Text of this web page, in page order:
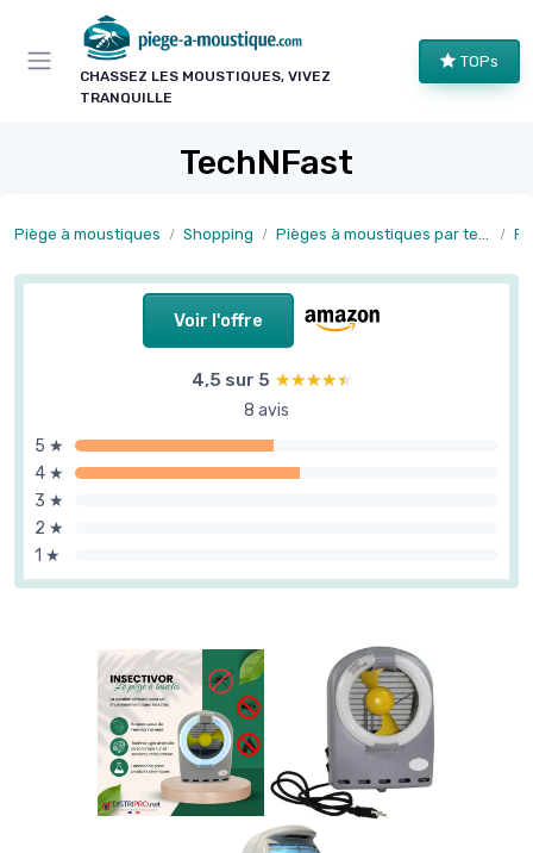
CHASSEZ LES MOUSTIQUES, VIVEZ
TRANQUILLE
TOPs
TechNFast
Piège à moustiques Shopping Pièges à moustiques par technologie
Voir l'offre
4,5 sur 5 ★★★★★
★★★★★
8 avis
5 ★
4 ★
3 ★
2 ★
1 ★
Panneau de gestion des cookies